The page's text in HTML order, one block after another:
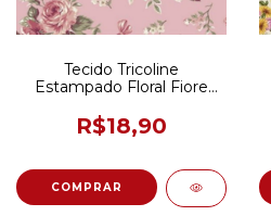
Tecido Tricoline
Estampado Floral Fiore
R$18,90